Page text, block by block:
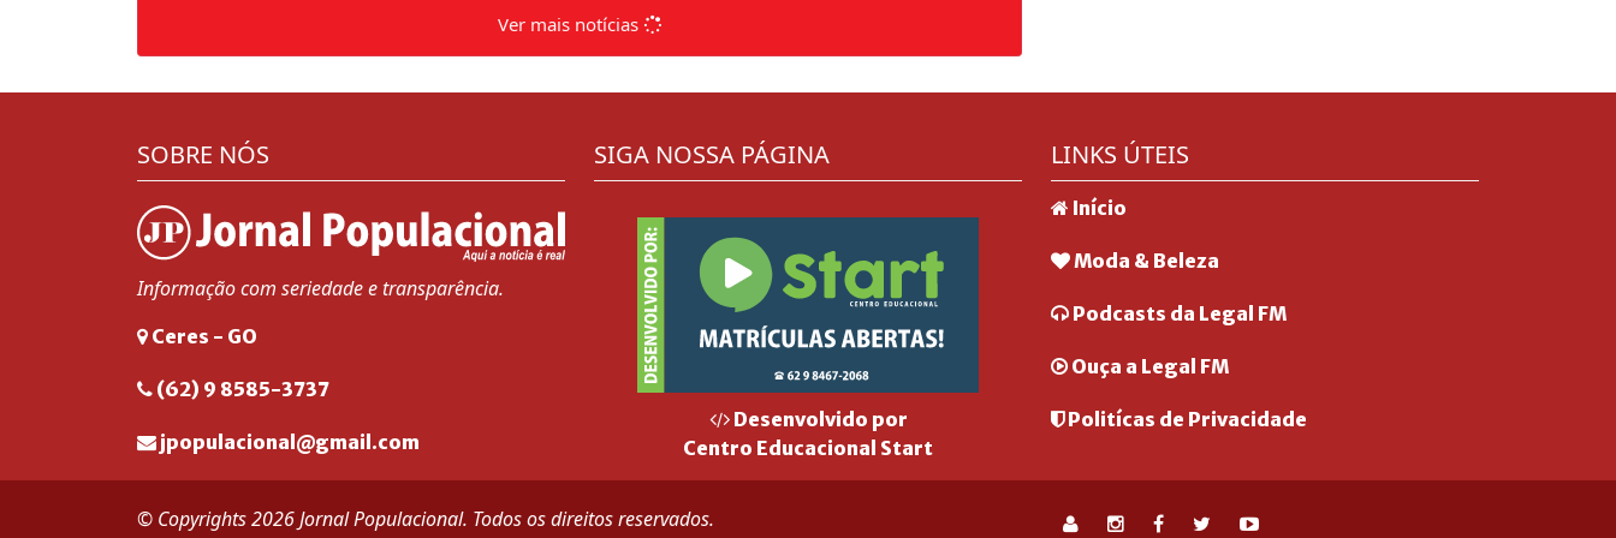
Ver mais notícias
SOBRE NÓS
Informação com seriedade e transparência.
Ceres - GO
(62) 9 8585-3737
jpopulacional@gmail.com
SIGA NOSSA PÁGINA
Desenvolvido por
Centro Educacional Start
LINKS ÚTEIS
Início
Moda & Beleza
Podcasts da Legal FM
Ouça a Legal FM
Politícas de Privacidade
© Copyrights 2026 Jornal Populacional. Todos os direitos reservados.